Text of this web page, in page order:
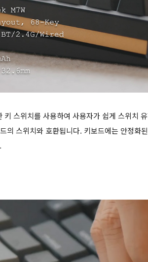
키 스위치를 사용하여 사용자가 쉽게 스위치
의 스위치와 호환됩니다. 키보드에는 안정화